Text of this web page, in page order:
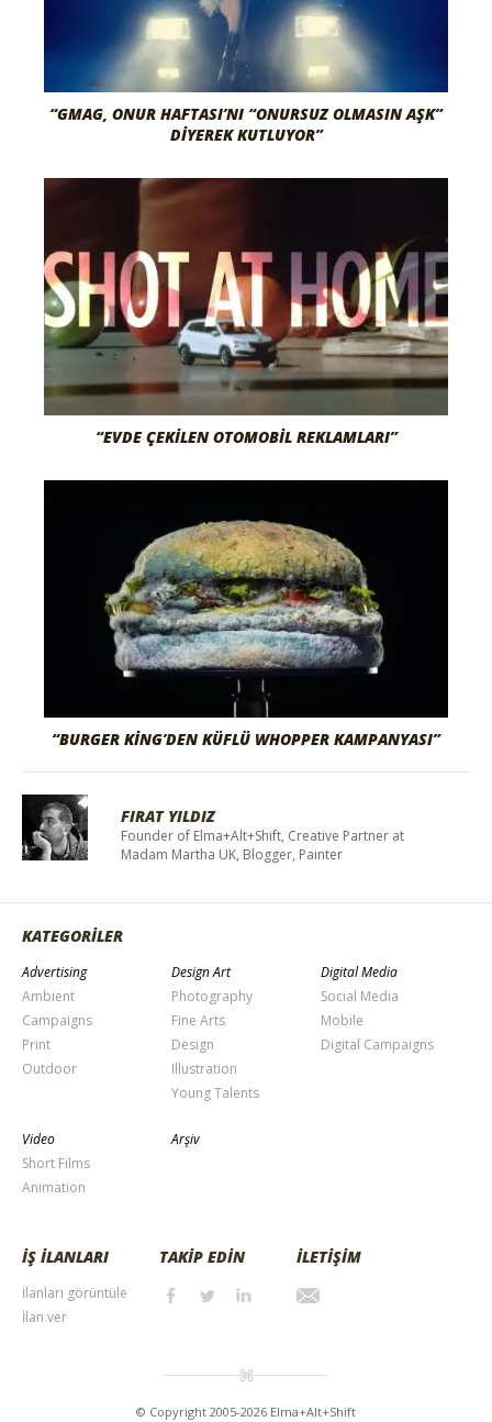
“GMAG, ONUR HAFTASI’NI “ONURSUZ OLMASIN AŞK”
DIYEREK KUTLUYOR”
“EVDE ÇEKILEN OTOMOBIL REKLAMLARI”
“BURGER KING’DEN KÜFLÜ WHOPPER KAMPANYASI”
FIRAT YILDIZ
Founder of Elma+Alt+Shift, Creative Partner at
Madam Martha UK, Blogger, Painter
KATEGORİLER
Advertising
Ambient
Campaigns
Print
Outdoor
Design Art
Photography
Fine Arts
Design
Illustration
Young Talents
Digital Media
Social Media
Mobile
Digital Campaigns
Video
Short Films
Animation
Arşiv
İŞ İLANLARI
İlanları görüntüle
İlan ver
TAKİP EDİN İLETİŞİM
© Copyright 2005-2026 Elma+Alt+Shift